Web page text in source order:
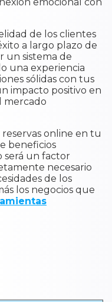
de los clientes
a largo plazo de
un sistema de
una experiencia
sólidas con tus
impacto positivo en
mercado
online en tu
beneficios
será un factor
necesario
de los
los negocios que